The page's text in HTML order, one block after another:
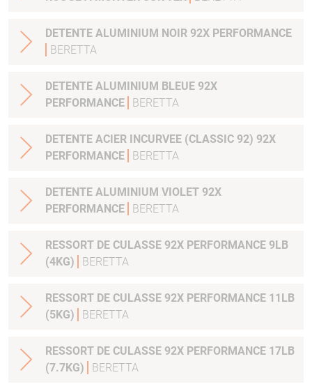
DETENTE ALUMINIUM NOIR 92X PERFORMANCE
BERETTA
DETENTE ALUMINIUM BLEUE 92X
PERFORMANCE
BERETTA
DETENTE ACIER INCURVEE (CLASSIC 92) 92X
PERFORMANCE
BERETTA
DETENTE ALUMINIUM VIOLET 92X
PERFORMANCE
BERETTA
RESSORT DE CULASSE 92X PERFORMANCE 9LB
(4KG)
BERETTA
RESSORT DE CULASSE 92X PERFORMANCE 11LB
(5KG)
BERETTA
RESSORT DE CULASSE 92X PERFORMANCE 17LB
(7.7KG)
BERETTA